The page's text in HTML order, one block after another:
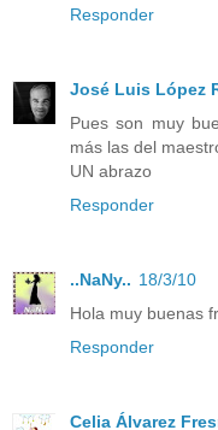
Responder
José Luis López
Pues son muy
más las del
UN abrazo
Responder
..NaNy.. 18/3/10
Hola muy buenas
Responder
Celia Álvarez